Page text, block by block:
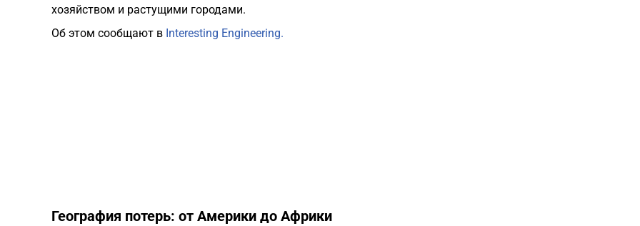
хозяйством и растущими городами.
Об этом сообщают в Interesting Engineering.
​География потерь: от Америки до Африки